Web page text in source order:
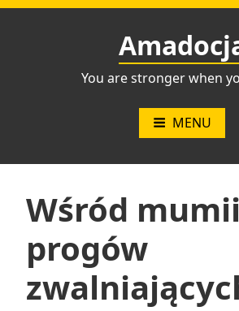
Przejdź
You are stronger when
MENU
Wśród
progów